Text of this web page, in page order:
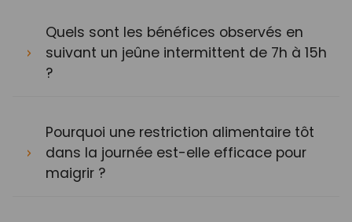
Quels sont les bénéfices observés en
suivant un jeûne intermittent de 7h à 15h
?
Pourquoi une restriction alimentaire tôt
dans la journée est-elle efficace pour
maigrir ?